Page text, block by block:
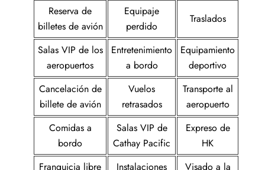
Reserva de
billetes de avión
Equipaje
perdido
Traslados
Salas VIP de los
aeropuertos
Entretenimiento
a bordo
Equipamiento
deportivo
Cancelación de
billete de avión
Vuelos
retrasados
Transporte al
aeropuerto
Comidas a
bordo
Salas VIP de
Cathay Pacific
Expreso de
HK
Franquicia libre
Instalaciones Visado a la